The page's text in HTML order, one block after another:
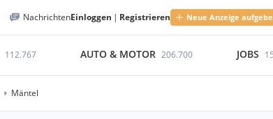
NachrichtenEinloggen | Registrieren Neue Anzeige
112.767 AUTO & MOTOR 206.700 JOBS
Mäntel